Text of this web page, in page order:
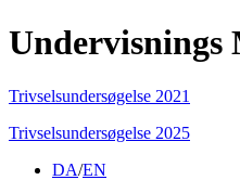
Trivselsundersøgelse 2021
Trivselsundersøgelse 2025
DA/EN